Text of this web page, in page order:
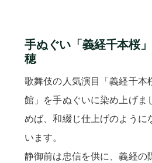
手ぬぐい「義経千本桜
穂
歌舞伎の人気演目「義経千本
館」を手ぬぐいに染め上げま
めば、和綴じ仕上げのように
います。
静御前は忠信を供に、義経の